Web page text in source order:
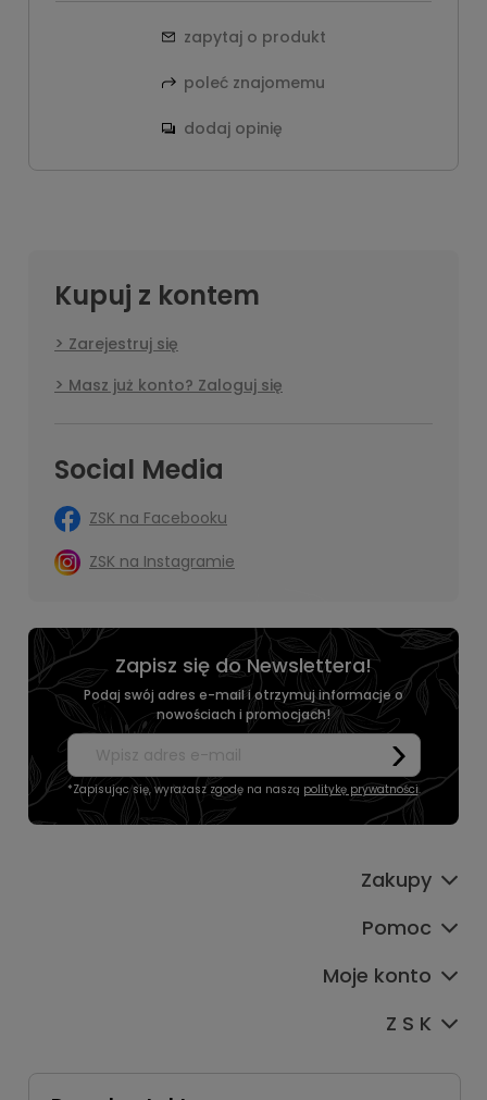
zapytaj o produkt
poleć znajomemu
dodaj opinię
Kupuj z kontem
Zarejestruj się
Masz już konto? Zaloguj się
Social Media
ZSK na Facebooku
ZSK na Instagramie
Zapisz się do Newslettera!
Podaj swój adres e-mail i otrzymuj informacje o
nowościach i promocjach!
*Zapisując się, wyrażasz zgodę na naszą politykę prywatności.
Zakupy
Pomoc
Moje konto
Z S K